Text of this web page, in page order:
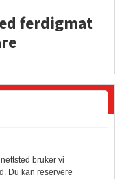
ferdigmat
bruker vi
Du kan reservere